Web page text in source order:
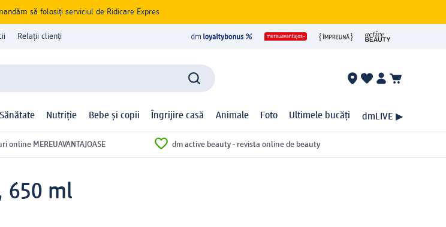
să folosiți serviciul de Ridicare Expres
Relații clienți
Sănătate Nutriție Bebe și copii Îngrijire casă Animale Foto Ultimele bucăți dmLIVE ▶
online MEREUAVANTAJOASE dm active beauty - revista online de beauty
650 ml